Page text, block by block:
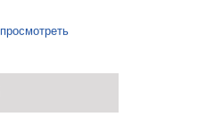
просмотреть